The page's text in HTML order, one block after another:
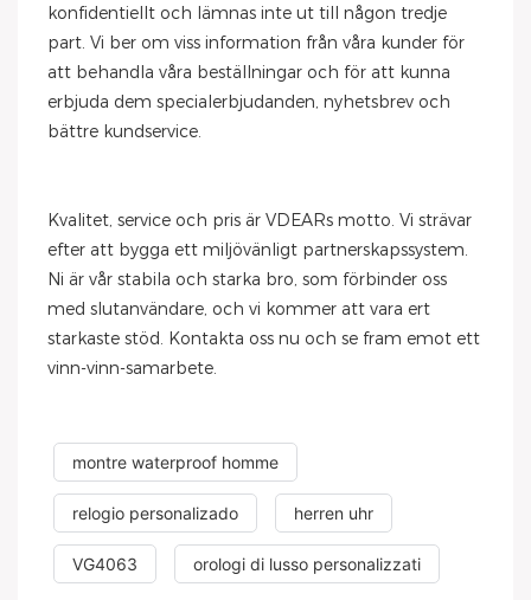
konfidentiellt och lämnas inte ut till någon tredje
part. Vi ber om viss information från våra kunder för
att behandla våra beställningar och för att kunna
erbjuda dem specialerbjudanden, nyhetsbrev och
bättre kundservice.
Kvalitet, service och pris är VDEARs motto. Vi strävar
efter att bygga ett miljövänligt partnerskapssystem.
Ni är vår stabila och starka bro, som förbinder oss
med slutanvändare, och vi kommer att vara ert
starkaste stöd. Kontakta oss nu och se fram emot ett
vinn-vinn-samarbete.
montre waterproof homme
relogio personalizado herren uhr
VG4063 orologi di lusso personalizzati